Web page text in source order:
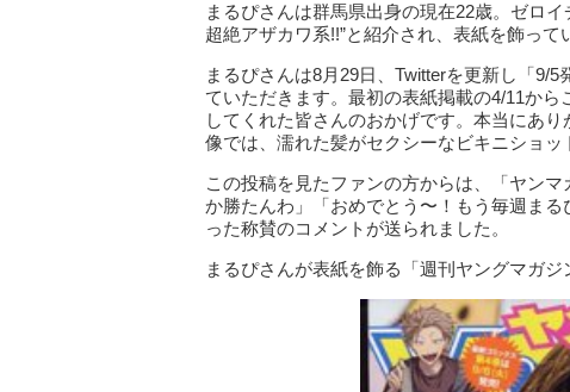
まるぴさんは群馬県出身の現在22歳。ゼロ
超絶アザカワ系!!”と紹介され、表紙を飾って
まるぴさんは8月29日、Twitterを更新し「9/
ていただきます。最初の表紙掲載の4/11か
してくれた皆さんのおかげです。本当にあ
像では、濡れた髪がセクシーなビキニショッ
この投稿を見たファンの方からは、「ヤン
か勝たんわ」「おめでとう〜！もう毎週ま
った称賛のコメントが送られました。
まるぴさんが表紙を飾る「週刊ヤングマガジ